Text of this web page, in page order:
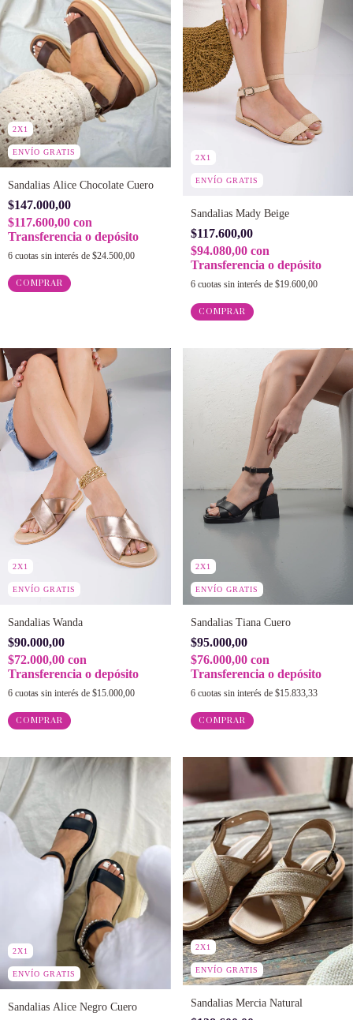
2X1
ENVÍO GRATIS
Sandalias Alice Chocolate Cuero
$147.000,00
$117.600,00 con
Transferencia o depósito
6 cuotas sin interés de $24.500,00
COMPRAR
2X1
ENVÍO GRATIS
Sandalias Mady Beige
$117.600,00
$94.080,00 con
Transferencia o depósito
6 cuotas sin interés de $19.600,00
COMPRAR
2X1
ENVÍO GRATIS
Sandalias Wanda
$90.000,00
$72.000,00 con
Transferencia o depósito
6 cuotas sin interés de $15.000,00
COMPRAR
2X1
ENVÍO GRATIS
Sandalias Tiana Cuero
$95.000,00
$76.000,00 con
Transferencia o depósito
6 cuotas sin interés de $15.833,33
COMPRAR
2X1
ENVÍO GRATIS
Sandalias Alice Negro Cuero
2X1
ENVÍO GRATIS
Sandalias Mercia Natural